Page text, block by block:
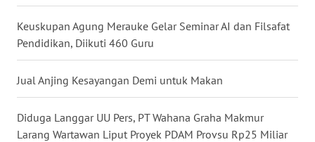
Keuskupan Agung Merauke Gelar Seminar AI dan Filsafat
Pendidikan, Diikuti 460 Guru
Jual Anjing Kesayangan Demi untuk Makan
Diduga Langgar UU Pers, PT Wahana Graha Makmur
Larang Wartawan Liput Proyek PDAM Provsu Rp25 Miliar
KEPRI
WN
PAPUA
WN
PAPUA
BARAT